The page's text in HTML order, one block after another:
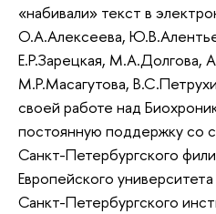
«набивали» текст в
О.А.Алексеева,
Е.Р.Зарецкая, М.А.Долгова,
М.Р.Масагутова,
своей работе над
постоянную поддержку со
Санкт-Петербургского
Европейского
Санкт-Петербургского